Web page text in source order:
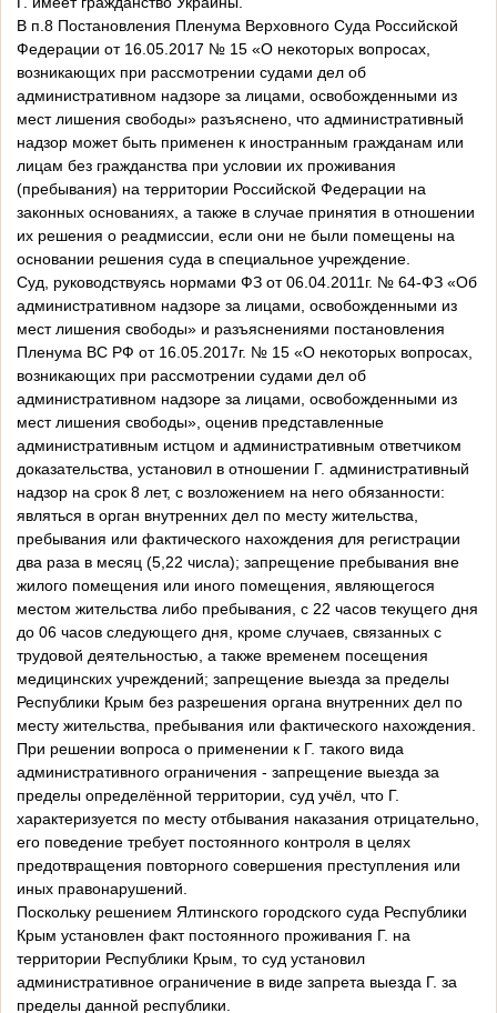
В п.8 Постановления Пленума Верховного Суда Российской
Федерации от 16.05.2017 № 15 «О некоторых вопросах,
возникающих при рассмотрении судами дел об
административном надзоре за лицами, освобожденными из
мест лишения свободы» разъяснено, что административный
надзор может быть применен к иностранным гражданам или
лицам без гражданства при условии их проживания
(пребывания) на территории Российской Федерации на
законных основаниях, а также в случае принятия в отношении
их решения о реадмиссии, если они не были помещены на
основании решения суда в специальное учреждение.
Суд, руководствуясь нормами ФЗ от 06.04.2011г. № 64-ФЗ «Об
административном надзоре за лицами, освобожденными из
мест лишения свободы» и разъяснениями постановления
Пленума ВС РФ от 16.05.2017г. № 15 «О некоторых вопросах,
возникающих при рассмотрении судами дел об
административном надзоре за лицами, освобожденными из
мест лишения свободы», оценив представленные
административным истцом и административным ответчиком
доказательства, установил в отношении Г. административный
надзор на срок 8 лет, с возложением на него обязанности:
являться в орган внутренних дел по месту жительства,
пребывания или фактического нахождения для регистрации
два раза в месяц (5,22 числа); запрещение пребывания вне
жилого помещения или иного помещения, являющегося
местом жительства либо пребывания, с 22 часов текущего дня
до 06 часов следующего дня, кроме случаев, связанных с
трудовой деятельностью, а также временем посещения
медицинских учреждений; запрещение выезда за пределы
Республики Крым без разрешения органа внутренних дел по
месту жительства, пребывания или фактического нахождения.
При решении вопроса о применении к Г. такого вида
административного ограничения - запрещение выезда за
пределы определённой территории, суд учёл, что Г.
характеризуется по месту отбывания наказания отрицательно,
его поведение требует постоянного контроля в целях
предотвращения повторного совершения преступления или
иных правонарушений.
Поскольку решением Ялтинского городского суда Республики
Крым установлен факт постоянного проживания Г. на
территории Республики Крым, то суд установил
административное ограничение в виде запрета выезда Г. за
пределы данной республики.